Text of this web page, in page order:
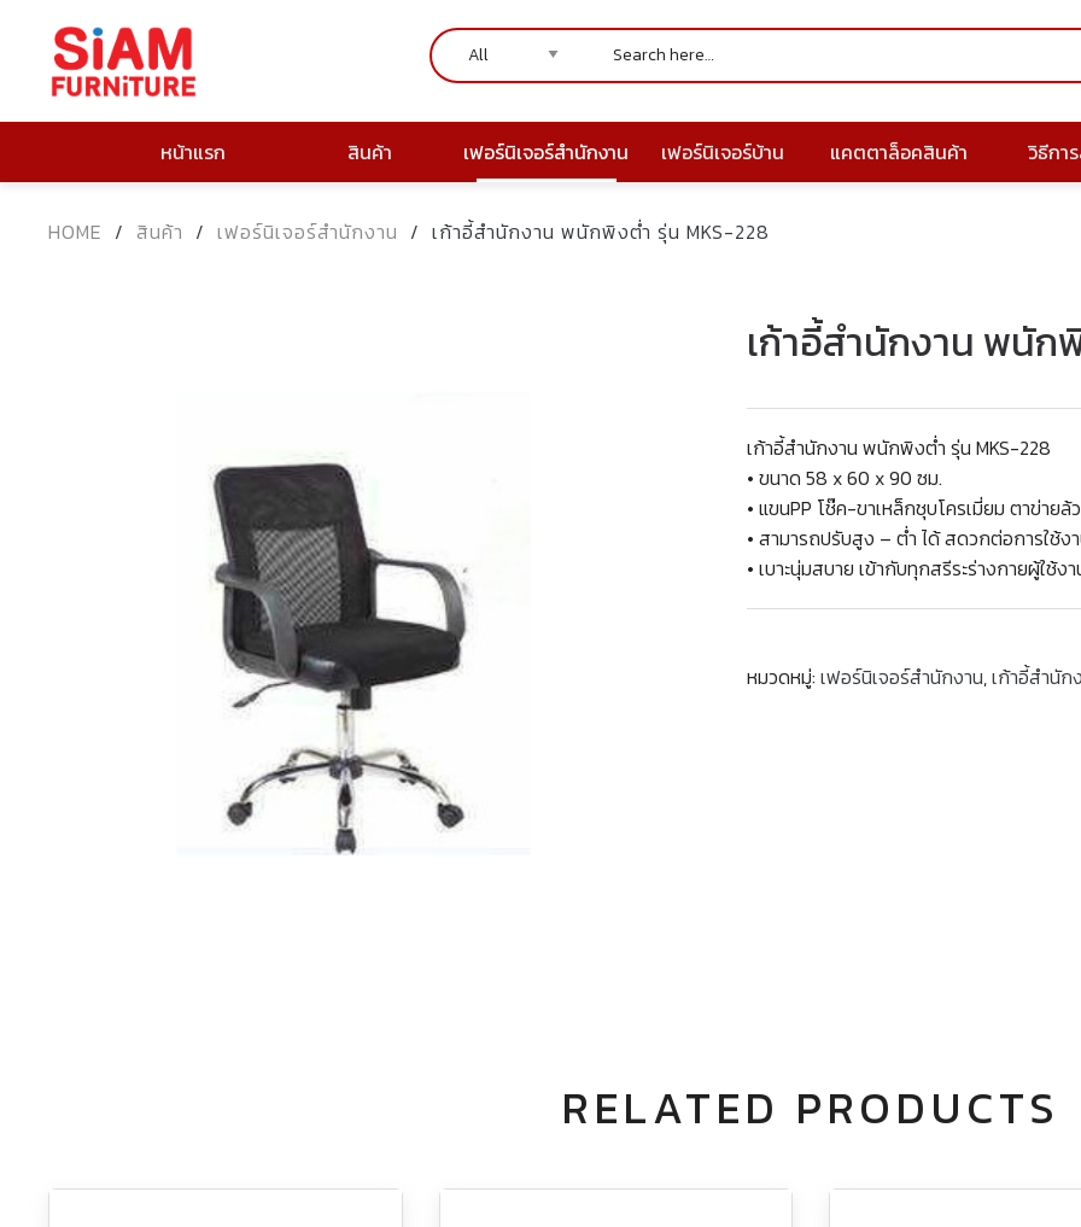
หน้าแรก สินค้า เฟอร์นิเจอร์สำนักงาน เฟอร์นิเจอร์บ้าน แคตตาล็อคสินค้า วิธีกา
HOME / สินค้า / เฟอร์นิเจอร์สำนักงาน / เก้าอี้สำนักงาน พนักพิงต่ำ รุ่น MKS-228
เก้าอี้สำนักงาน พนัก
เก้าอี้สำนักงาน พนักพิงต่ำ รุ่น MKS-228
• ขนาด 58 x 60 x 90 ซม.
• แขนPP โช๊ค-ขาเหล็กชุบโครเมี่ยม ตาข่ายล้
• สามารถปรับสูง – ต่ำ ได้ สดวกต่อการใช้ง
• เบาะนุ่มสบาย เข้ากับทุกสรีระร่างกายผู้ใช้งา
หมวดหมู่:เฟอร์นิเจอร์สำนักงาน,เก้าอี้สำนัก
RELATED PRODUCTS